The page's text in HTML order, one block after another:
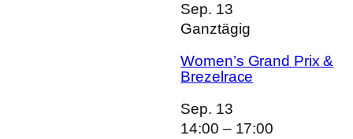
Sep. 13
Ganztägig
Women’s Grand Prix &
Brezelrace
Sep. 13
14:00 – 17:00